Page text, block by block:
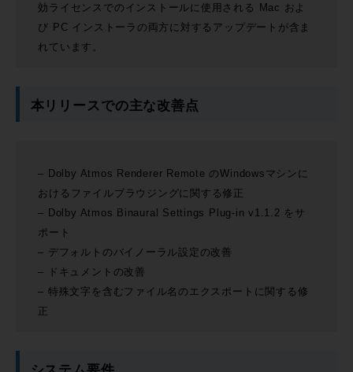
効ライセンスでのインストールに使用される Mac およ
び PC インストーラの両方に対するアップデートが含ま
れています。
本リリースでの主な改善点
– Dolby Atmos Renderer Remote のWindowsマシンに
おけるファイルブラウジングに関する修正
– Dolby Atmos Binaural Settings Plug-in v1.1.2 をサ
ポート
– デフォルトのバイノーラル設定の改善
– ドキュメントの改善
– 特殊文字を含むファイル名のエクスポートに関する修
正